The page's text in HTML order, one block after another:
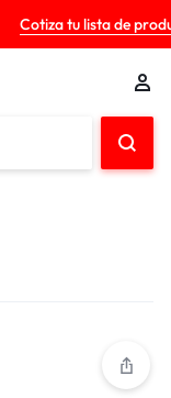
Cotiza tu lista de